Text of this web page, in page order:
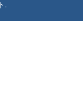
.